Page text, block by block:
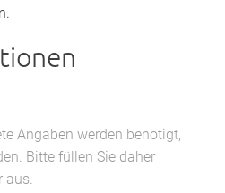
Angaben werden benötigt,
Bitte füllen Sie daher